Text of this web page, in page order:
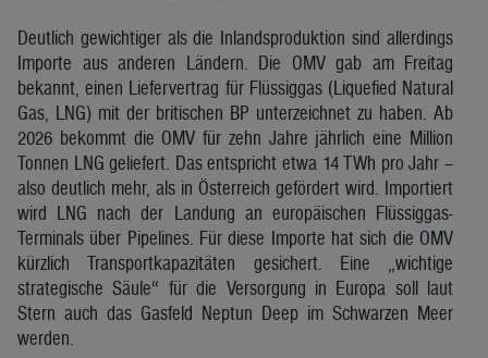
Deutlich gewichtiger als die Inlandsproduktion sind allerdings
Importe aus anderen Ländern. Die OMV gab am Freitag
bekannt, einen Liefervertrag für Flüssiggas (Liquefied Natural
Gas, LNG) mit der britischen BP unterzeichnet zu haben. Ab
2026 bekommt die OMV für zehn Jahre jährlich eine Million
Tonnen LNG geliefert. Das entspricht etwa 14 TWh pro Jahr –
also deutlich mehr, als in Österreich gefördert wird. Importiert
wird LNG nach der Landung an europäischen Flüssiggas-
Terminals über Pipelines. Für diese Importe hat sich die OMV
kürzlich Transportkapazitäten gesichert. Eine „wichtige
strategische Säule“ für die Versorgung in Europa soll laut
Stern auch das Gasfeld Neptun Deep im Schwarzen Meer
werden.